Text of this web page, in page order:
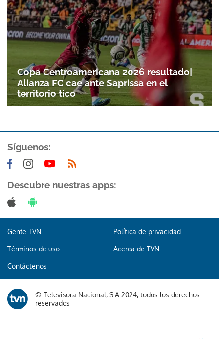
Gracias por suscribirte a nuestro boletín.
Copa Centroamericana 2026 resultado|
Alianza FC cae ante Saprissa en el
territorio tico
Síguenos:
Descubre nuestras apps:
Gente TVN Política de privacidad
Términos de uso Acerca de TVN
Contáctenos
© Televisora Nacional, S.A 2024, todos los derechos
reservados